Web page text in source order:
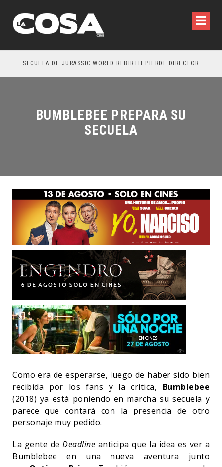
SECUELA DE JURASSIC WORLD REBIRTH PIERDE DIRECTOR
BUMBLEBEE PREPARA SU
SECUELA
Como era de esperarse, luego de haber sido bien
recibida por los fans y la crítica, Bumblebee
(2018) ya está poniendo en marcha su secuela y
parece que contará con la presencia de otro
personaje muy pedido.
La gente de Deadline anticipa que la idea es ver a
Bumblebee en una nueva aventura junto